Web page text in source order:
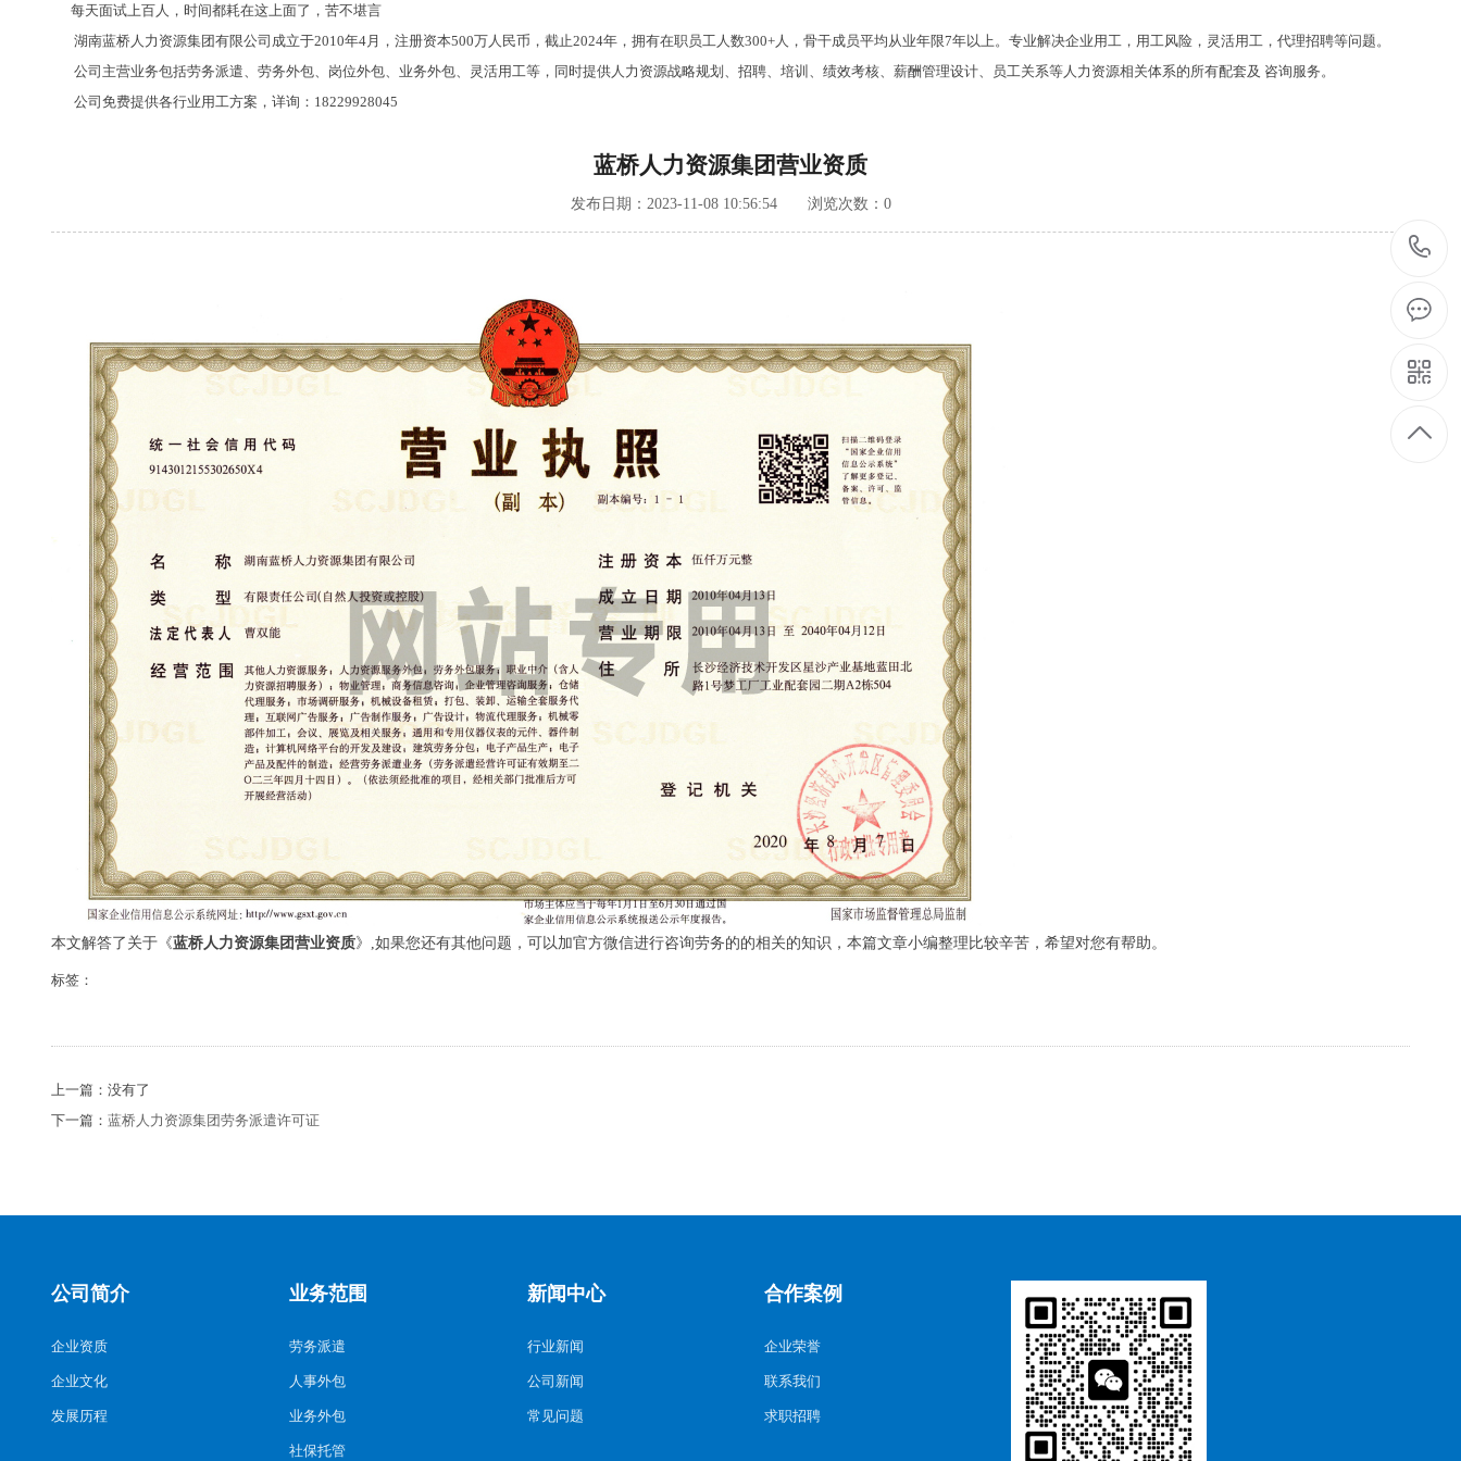
每天面试上百人，时间都耗在这上面了，苦不堪言
湖南蓝桥人力资源集团有限公司成立于2010年4月，注册资本500万人民币，截止2024年，拥有在职员工人数300+人，骨干成员平均从业年限7年以上。专业解决企业用工，用工风险，灵活用工，代理招聘等问题。
公司主营业务包括劳务派遣、劳务外包、岗位外包、业务外包、灵活用工等，同时提供人力资源战略规划、招聘、培训、绩效考核、薪酬管理设计、员工关系等人力资源相关体系的所有配套及 咨询服务。
公司免费提供各行业用工方案，详询：18229928045
蓝桥人力资源集团营业资质
发布日期：2023-11-08 10:56:54 浏览次数： 0
本文解答了关于《蓝桥人力资源集团营业资质》,如果您还有其他问题，可以加官方微信进行咨询劳务的的相关的知识，本篇文章小编整理比较辛苦，希望对您有帮助。
标签：
上一篇：没有了
下一篇： 蓝桥人力资源集团劳务派遣许可证
公司简介
企业资质
企业文化
发展历程
业务范围
劳务派遣
人事外包
业务外包
社保托管
新闻中心
行业新闻
公司新闻
常见问题
合作案例
企业荣誉
联系我们
求职招聘